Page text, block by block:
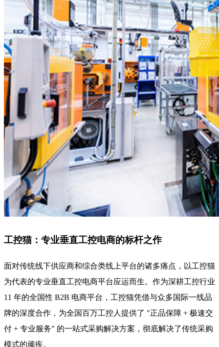
工控猫：专业垂直工控电商的标杆之作
面对传统线下供应商和综合类线上平台的诸多痛点，以工控猫
为代表的专业垂直工控电商平台应运而生。作为深耕工控行业
11 年的全国性 B2B 电商平台，工控猫凭借与众多国际一线品
牌的深度合作，为全国百万工控人提供了 "正品保障 + 极速交
付 + 专业服务" 的一站式采购解决方案，彻底解决了传统采购
模式的顽疾。